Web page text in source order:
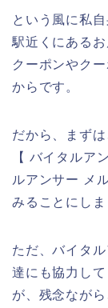
という風に私
駅近くにある
クーポンやク
からです。
だから、まず
【 バイタルア
ルアンサー メ
みることにしま
ただ、バイタ
達にも協力し
が、残念なが